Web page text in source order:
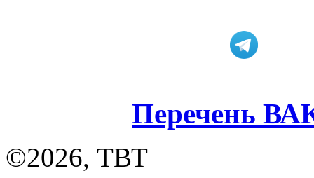
Перечень
©2026, ТВТ